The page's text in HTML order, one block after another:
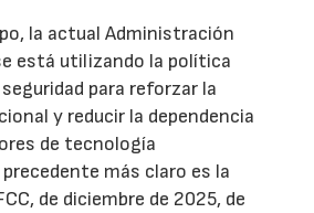
la actual Administración
está utilizando la política
para reforzar la
y reducir la dependencia
de tecnología
más claro es la
de diciembre de 2025, de